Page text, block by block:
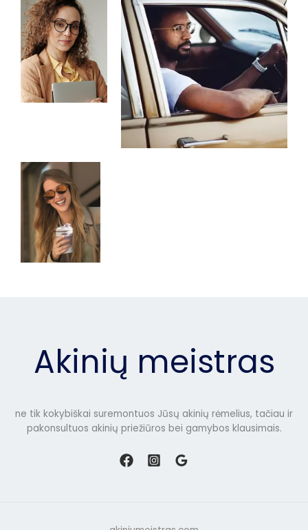
Akinių meistras
ne tik kokybiškai suremontuos Jūsų akinių rėmelius, tačiau ir
pakonsultuos akinių priežiūros bei gamybos klausimais.